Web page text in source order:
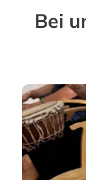
Bei